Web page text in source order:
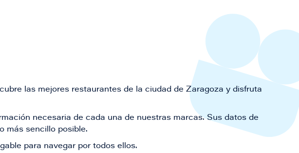
las mejores restaurantes de la ciudad de Zaragoza y disfruta
necesaria de cada una de nuestras marcas. Sus datos de
más sencillo posible.
para navegar por todos ellos.